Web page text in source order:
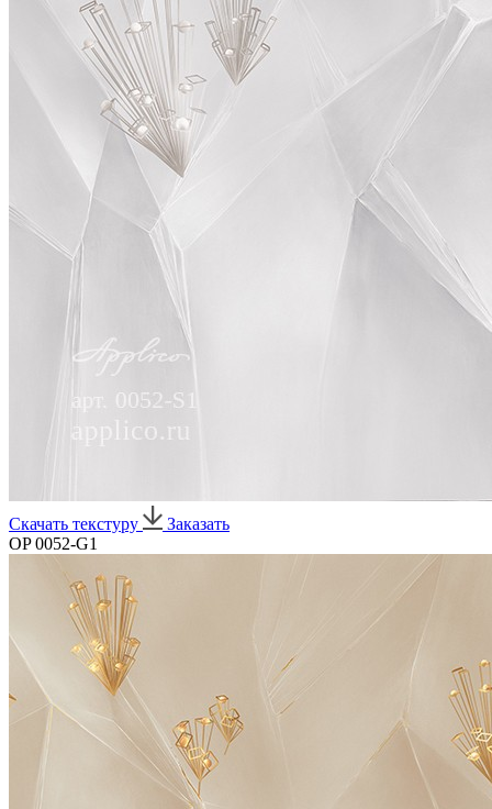
Скачать текстуру
Заказать
OP 0052-G1